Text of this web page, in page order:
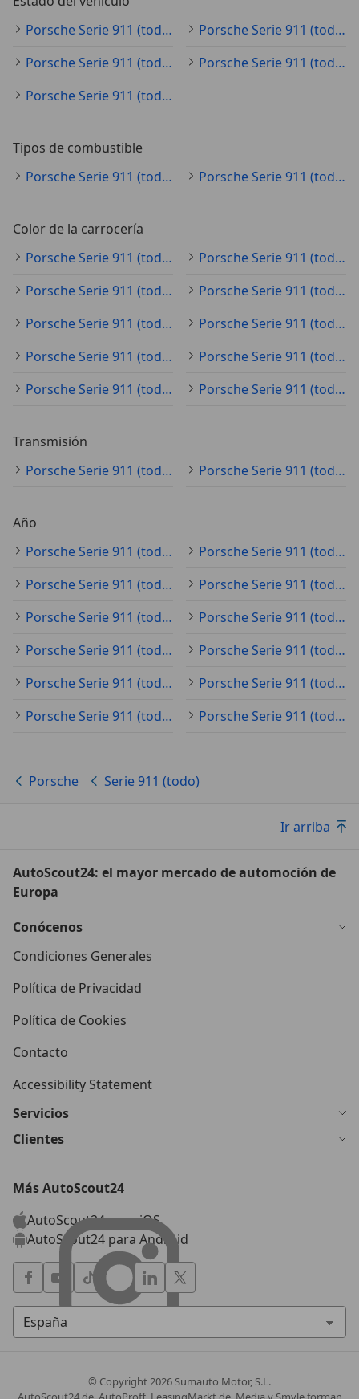
Porsche Serie 911 (todo) ocasión
Porsche Serie 911 (todo) KM0
Porsche Serie 911 (todo) clásico
Porsche Serie 911 (todo) nuevo
Porsche Serie 911 (todo) demostración
Tipos de combustible
Porsche Serie 911 (todo) gasolina
Porsche Serie 911 (todo) electro/gasolina
Color de la carrocería
Porsche Serie 911 (todo) negro
Porsche Serie 911 (todo) gris
Porsche Serie 911 (todo) blanco
Porsche Serie 911 (todo) azul
Porsche Serie 911 (todo) rojo
Porsche Serie 911 (todo) plateado
Porsche Serie 911 (todo) verde
Porsche Serie 911 (todo) amarillo
Porsche Serie 911 (todo) naranja
Porsche Serie 911 (todo) beige
Transmisión
Porsche Serie 911 (todo) automático
Porsche Serie 911 (todo) manual
Año
Porsche Serie 911 (todo) 2021
Porsche Serie 911 (todo) 2024
Porsche Serie 911 (todo) 2025
Porsche Serie 911 (todo) 2023
Porsche Serie 911 (todo) 2026
Porsche Serie 911 (todo) 2022
Porsche Serie 911 (todo) 2020
Porsche Serie 911 (todo) 2019
Porsche Serie 911 (todo) 2017
Porsche Serie 911 (todo) 2018
Porsche Serie 911 (todo) 2015
Porsche Serie 911 (todo) 2014
Porsche Serie 911 (todo)
Ir arriba
AutoScout24: el mayor mercado de automoción de
Europa
Conócenos
Condiciones Generales
Política de Privacidad
Política de Cookies
Contacto
Accessibility Statement
Servicios
Clientes
Más AutoScout24
AutoScout24 para iOS
AutoScout24 para Android
© Copyright2026 Sumauto Motor, S.L.